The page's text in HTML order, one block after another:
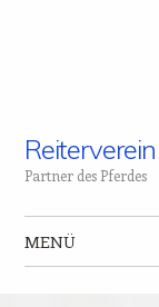
Partner des Pferdes
MENÜ